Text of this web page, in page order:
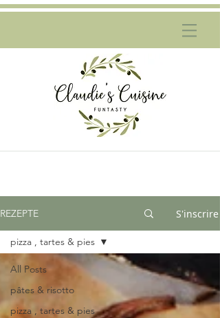
REZEPTE S'inscrire
All Posts
pâtes & risotto
pizza , tartes & pies
pizza , tartes & pies